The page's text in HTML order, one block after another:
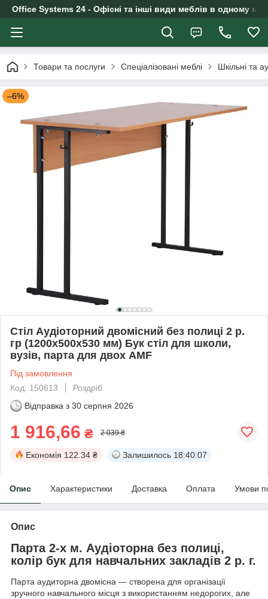
Office Systems 24 - Офісні та інші види меблів в одному
Товари та послуги Спеціалізовані меблі Шкільні та
–6%
Стіл Аудіоторний двомісний без полиці 2 р.
гр (1200х500х530 мм) Бук стіл для школи,
вузів, парта для двох AMF
Під замовлення
Код: 150613
Роздріб
Відправка з 30 серпня 2026
1 916,66 ₴ 2 039 ₴
Економія 122.34 ₴ Залишилось 18:40:07
Опис Характеристики Доставка Оплата Умови
Опис
Парта 2-х м. Аудіоторна без полиці,
колір бук для навчальних закладів 2 р. г.
Парта аудиторна двомісна — створена для організації
зручного навчального місця з використанням недорогих, але